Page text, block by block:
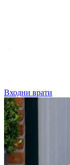
Входни врати